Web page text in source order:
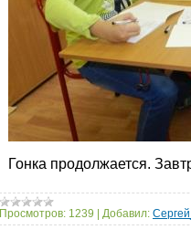
Гонка продолжается.
Просмотров: 1239 Добавил: